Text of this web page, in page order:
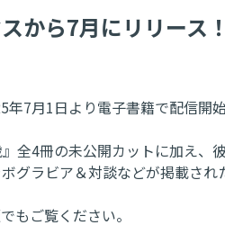
から7月にリリース！
7月1日より電子書籍で配信開始
4冊の未公開カットに加え
ラビア＆対談などが掲載され
もご覧ください。